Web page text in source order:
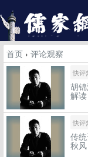
首页 › 评论观察
快评
胡
解读
快评
传
秋风